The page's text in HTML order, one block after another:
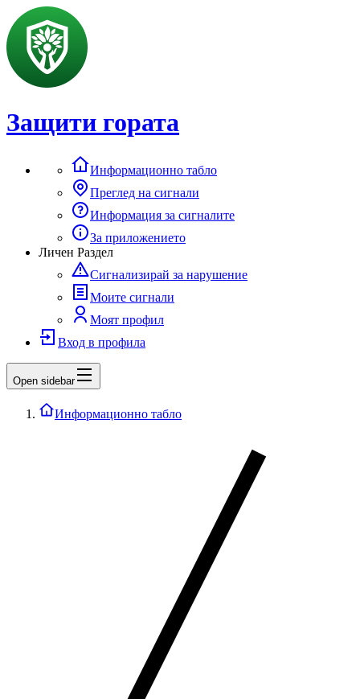
Защити гората
Информационно табло
Преглед на сигнали
Информация за сигналите
За приложението
Личен Раздел
Сигнализирай за нарушение
Моите сигнали
Моят профил
Вход в профила
Open sidebar
Информационно табло